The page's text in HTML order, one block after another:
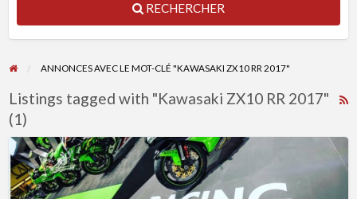
RECHERCHER
ANNONCES AVEC LE MOT-CLÉ "KAWASAKI ZX10 RR 2017"
Listings tagged with "Kawasaki ZX10 RR 2017"
(1)
Kawasaki
ZX10
RR